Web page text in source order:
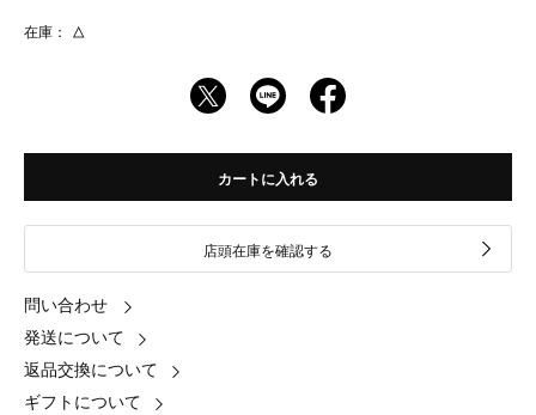
在庫： △
カートに入れる
店頭在庫を確認する
問い合わせ
発送について
返品交換について
ギフトについて